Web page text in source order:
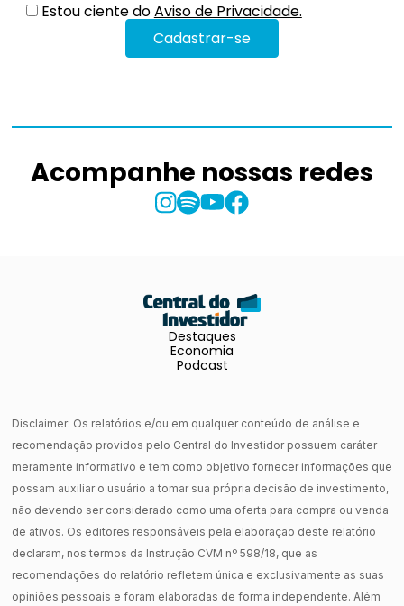
Estou ciente doAviso de Privacidade.
Acompanhe nossas redes
Destaques
Economia
Podcast
Disclaimer: Os relatórios e/ou em qualquer conteúdo de análise e
recomendação providos pelo Central do Investidor possuem caráter
meramente informativo e tem como objetivo fornecer informações que
possam auxiliar o usuário a tomar sua própria decisão de investimento,
não devendo ser considerado como uma oferta para compra ou venda
de ativos. Os editores responsáveis pela elaboração deste relatório
declaram, nos termos da Instrução CVM nº 598/18, que as
recomendações do relatório refletem única e exclusivamente as suas
opiniões pessoais e foram elaboradas de forma independente. Além